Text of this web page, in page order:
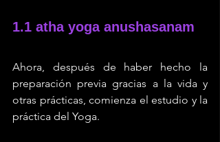
1.1 atha yoga anushasanam
Ahora, después de haber hecho la
preparación previa gracias a la vida y
otras prácticas, comienza el estudio y la
práctica del Yoga.